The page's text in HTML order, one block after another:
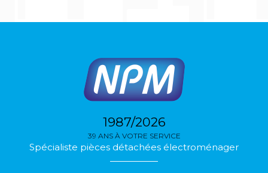
1987/2026
39 ANS À VOTRE SERVICE
Spécialiste pièces détachées électroménager